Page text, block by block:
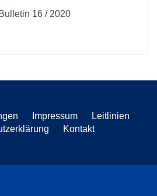
16 / 2020
Impressum
Leitlinien
Kontakt